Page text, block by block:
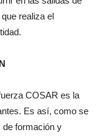
realiza el
COSAR es la
Es así, como se
de formación y